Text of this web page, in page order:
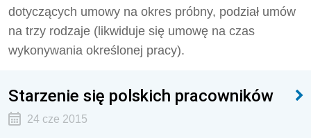
dotyczących umowy na okres próbny, podział umów
na trzy rodzaje (likwiduje się umowę na czas
wykonywania określonej pracy).
Starzenie się polskich pracowników
24 cze 2015